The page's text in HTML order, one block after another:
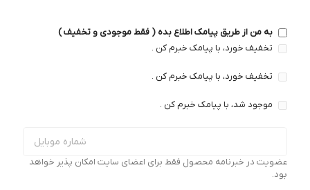
به من از طریق پیامک اطلاع بده ( فقط موجودی و تخفیف )
تخفیف خورد، با پیامک خبرم کن .
تخفیف خورد، با پیامک خبرم کن .
موجود شد، با پیامک خبرم کن .
عضویت در خبرنامه محصول فقط برای اعضای سایت امکان پذیر خواهد
بود.